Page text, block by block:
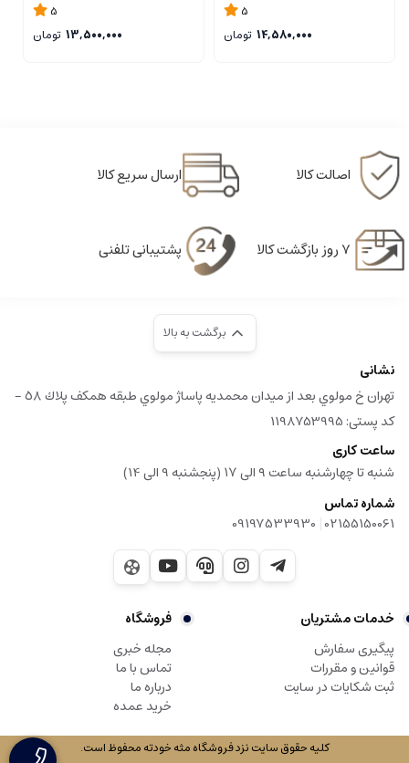
5
14,580,000 تومان
5
13,500,000 تومان
اصالت کالا ارسال سریع کالا
۷ روز بازگشت کالا پشتیبانی تلفنی
برگشت به بالا
نشانی
تهران خ مولوي بعد از ميدان محمديه پاساژ مولوي طبقه همكف پلاك ٥٨ -
کد پستی: 1198753995
ساعت کاری
شنبه تا چهارشنبه ساعت ۹ الی ۱۷ (پنجشنبه 9 الی 14)
شماره تماس
02155150061
|
09197533930
خدمات مشتریان
پیگیری سفارش
قوانین و مقررات
ثبت شکایات در سایت
فروشگاه
مجله خبری
تماس با ما
درباره ما
خرید عمده
کلیه حقوق سایت نزد فروشگاه مثه خودته محفوظ است.